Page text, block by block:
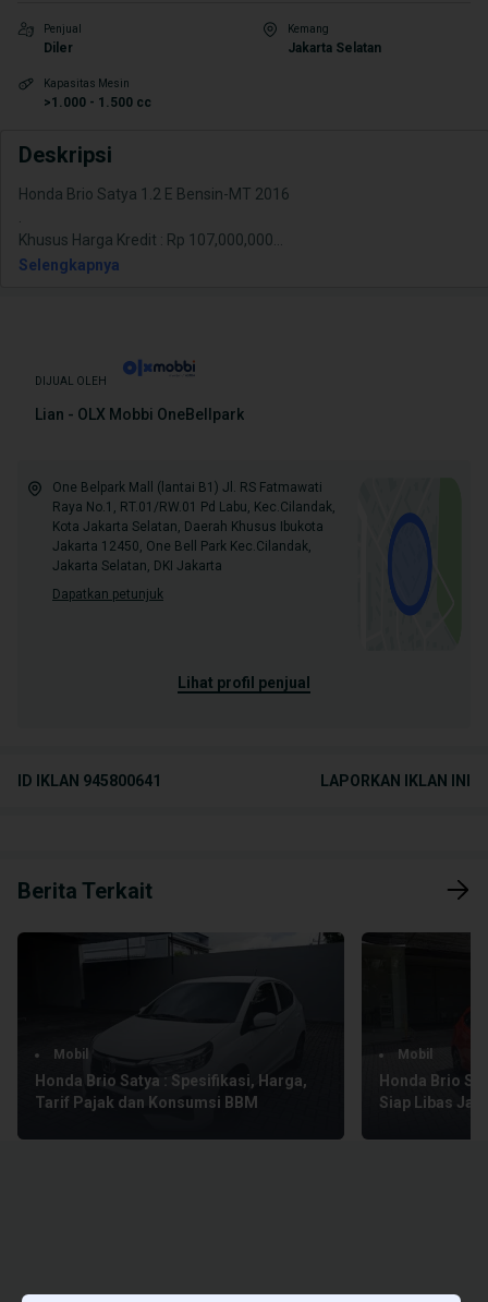
Penjual
Diler
Kemang
Jakarta Selatan
Kapasitas Mesin
>1.000 - 1.500 cc
Deskripsi
Honda Brio Satya 1.2 E Bensin-MT 2016
Khusus Harga Kredit : Rp 107,000,000
Selengkapnya
DIJUAL OLEH
Lian - OLX Mobbi OneBellpark
One Belpark Mall (lantai B1) Jl. RS Fatmawati
Raya No.1, RT.01/RW.01 Pd Labu, Kec.Cilandak,
Kota Jakarta Selatan, Daerah Khusus Ibukota
Jakarta 12450, One Bell Park Kec.Cilandak,
Jakarta Selatan, DKI Jakarta
Dapatkan petunjuk
lihat profil penjual
ID IKLAN 945800641 LAPORKAN IKLAN INI
Berita Terkait
Mobil
Honda Brio Satya : Spesifikasi, Harga,
Tarif Pajak dan Konsumsi BBM
Mobil
Honda Brio
Siap Libas